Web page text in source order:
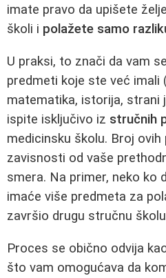
imate pravo da upišete
školi i polažete samo
U praksi, to znači da vam
predmeti koje ste već imali
matematika, istorija, strani
ispite isključivo iz stručnih
medicinsku školu. Broj
zavisnosti od vaše
smera. Na primer, neko ko
imaće više predmeta za
završio drugu stručnu
Proces se obično odvija
što vam omogućava da